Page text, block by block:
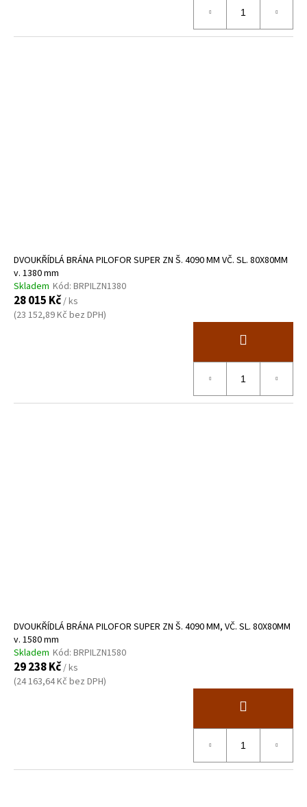
DVOUKŘÍDLÁ BRÁNA PILOFOR SUPER ZN Š. 4090 MM VČ. SL. 80X80MM
v. 1380 mm
Skladem Kód: BRPILZN1380
28 015 Kč/ ks
(23 152,89 Kč bez DPH)
DVOUKŘÍDLÁ BRÁNA PILOFOR SUPER ZN Š. 4090 MM, VČ. SL. 80X80MM
v. 1580 mm
Skladem Kód: BRPILZN1580
29 238 Kč/ ks
(24 163,64 Kč bez DPH)